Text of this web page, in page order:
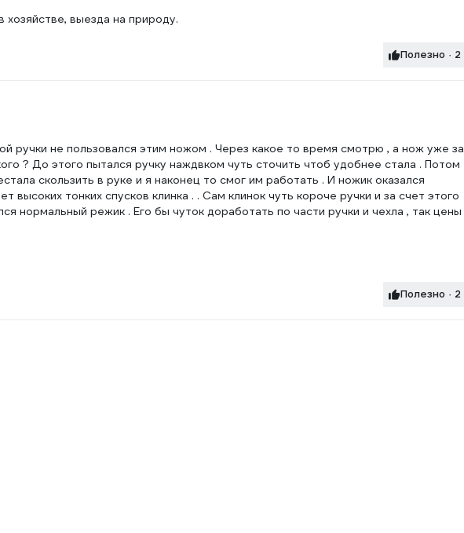
хозяйстве, выезда на природу.
Полезно · 2
ручки не пользовался этим ножом . Через какое то время смотрю , а нож уже за
? До этого пытался ручку наждвком чуть сточить чтоб удобнее стала . Потом
скользить в руке и я наконец то смог им работать . И ножик оказался
тонких спусков клинка . . Сам клинок чуть короче ручки и за счет этого
нормальный режик . Его бы чуток доработать по части ручки и чехла , так цены
Полезно · 2